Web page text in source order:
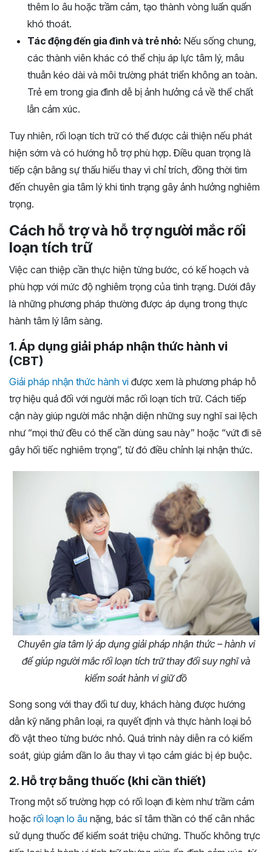
thêm lo âu hoặc trầm cảm, tạo thành vòng luẩn quẩn
khó thoát.
Tác động đến gia đình và trẻ nhỏ: Nếu sống chung,
các thành viên khác có thể chịu áp lực tâm lý, mâu
thuẫn kéo dài và môi trường phát triển không an toàn.
Trẻ em trong gia đình dễ bị ảnh hưởng cả về thể chất
lẫn cảm xúc.
Tuy nhiên, rối loạn tích trữ có thể được cải thiện nếu phát
hiện sớm và có hướng hỗ trợ phù hợp. Điều quan trọng là
tiếp cận bằng sự thấu hiểu thay vì chỉ trích, đồng thời tìm
đến chuyên gia tâm lý khi tình trạng gây ảnh hưởng nghiêm
trọng.
Cách hỗ trợ và hỗ trợ người mắc rối
loạn tích trữ
Việc can thiệp cần thực hiện từng bước, có kế hoạch và
phù hợp với mức độ nghiêm trọng của tình trạng. Dưới đây
là những phương pháp thường được áp dụng trong thực
hành tâm lý lâm sàng.
1. Áp dụng giải pháp nhận thức hành vi
(CBT)
Giải pháp nhận thức hành vi được xem là phương pháp hỗ
trợ hiệu quả đối với người mắc rối loạn tích trữ. Cách tiếp
cận này giúp người mắc nhận diện những suy nghĩ sai lệch
như “mọi thứ đều có thể cần dùng sau này” hoặc “vứt đi sẽ
gây hối tiếc nghiêm trọng”, từ đó điều chỉnh lại nhận thức.
Chuyên gia tâm lý áp dụng giải pháp nhận thức – hành vi
để giúp người mắc rối loạn tích trữ thay đổi suy nghĩ và
kiểm soát hành vi giữ đồ
Song song với thay đổi tư duy, khách hàng được hướng
dẫn kỹ năng phân loại, ra quyết định và thực hành loại bỏ
đồ vật theo từng bước nhỏ. Quá trình này diễn ra có kiểm
soát, giúp giảm dần lo âu thay vì tạo cảm giác bị ép buộc.
2. Hỗ trợ bằng thuốc (khi cần thiết)
Trong một số trường hợp có rối loạn đi kèm như trầm cảm
hoặc rối loạn lo âu nặng, bác sĩ tâm thần có thể cân nhắc
sử dụng thuốc để kiểm soát triệu chứng. Thuốc không trực